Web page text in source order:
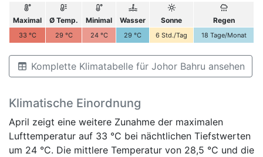
Maximal Ø Temp. Minimal Wasser Sonne Regen
33 °C 29 °C 24 °C 29 °C 6 Std./Tag 18 Tage/Monat
Komplette Klimatabelle für Johor Bahru ansehen
Klimatische Einordnung
April zeigt eine weitere Zunahme der maximalen
Lufttemperatur auf 33 °C bei nächtlichen Tiefstwerten
um 24 °C. Die mittlere Temperatur von 28,5 °C und die